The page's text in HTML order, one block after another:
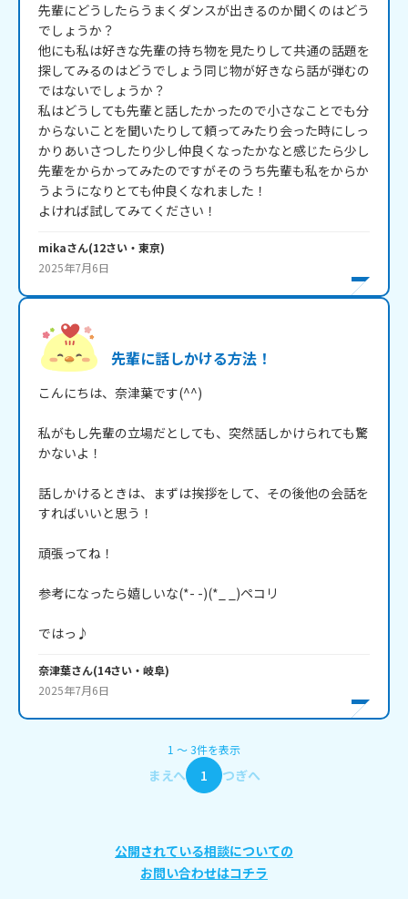
先輩にどうしたらうまくダンスが出きるのか聞くのはどう
でしょうか？
他にも私は好きな先輩の持ち物を見たりして共通の話題を
探してみるのはどうでしょう同じ物が好きなら話が弾むの
ではないでしょうか？
私はどうしても先輩と話したかったので小さなことでも分
からないことを聞いたりして頼ってみたり会った時にしっ
かりあいさつしたり少し仲良くなったかなと感じたら少し
先輩をからかってみたのですがそのうち先輩も私をからか
うようになりとても仲良くなれました！
よければ試してみてください！
mikaさん(12さい・ 東京)
2025年7月6日
先輩に話しかける方法！
こんにちは、奈津葉です(^^)
私がもし先輩の立場だとしても、突然話しかけられても驚
かないよ！
話しかけるときは、まずは挨拶をして、その後他の会話を
すればいいと思う！
頑張ってね！
参考になったら嬉しいな(*- -)(*_ _)ペコリ
ではっ♪
奈津葉さん(14さい・ 岐阜)
2025年7月6日
1 〜3件を表示
まえへ 1 つぎへ
公開されている相談についての
お問い合わせはコチラ